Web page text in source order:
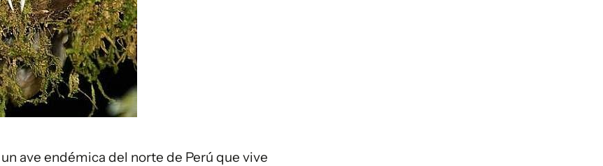
un ave endémica del norte de Perú que vive